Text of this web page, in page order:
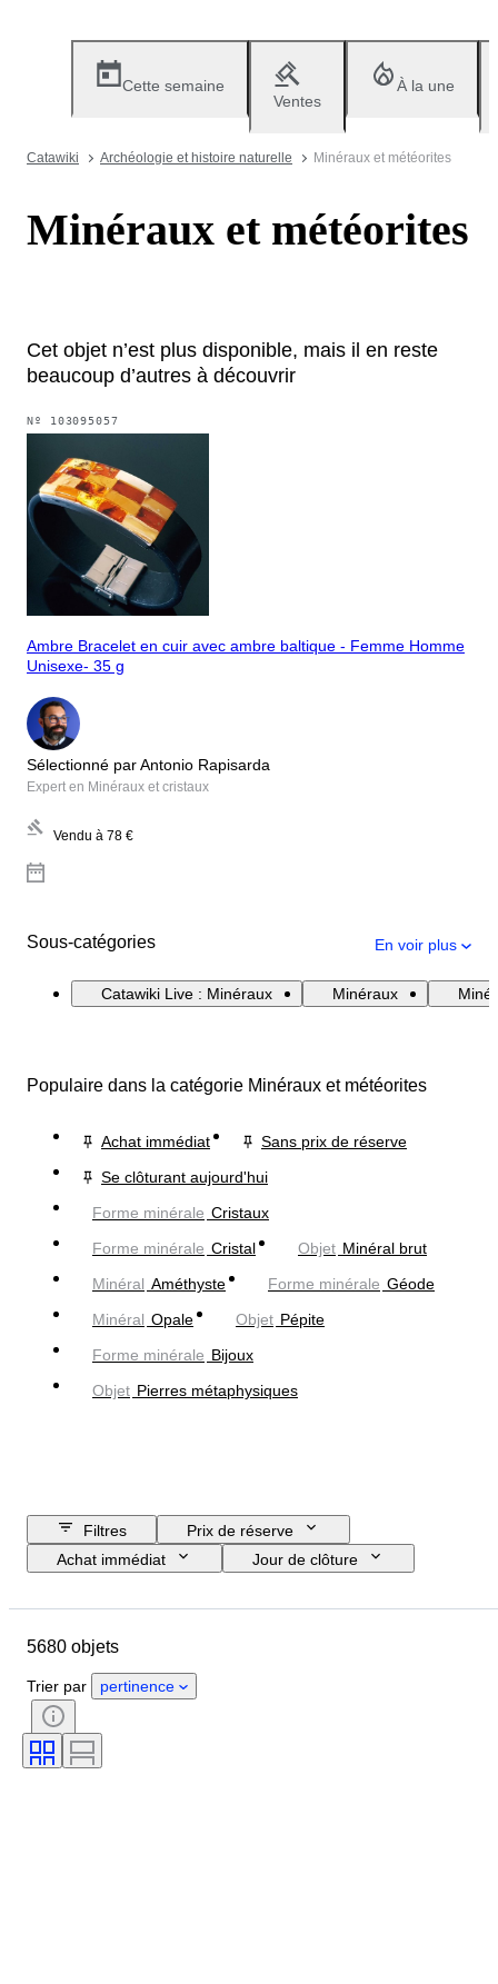
Cette semaine
Ventes
À la une
Catawiki Archéologie et histoire naturelle Minéraux et météorites
Minéraux et météorites
Cet objet n’est plus disponible, mais il en reste
beaucoup d’autres à découvrir
Nº 103095057
Ambre Bracelet en cuir avec ambre baltique - Femme Homme
Unisexe- 35 g
Sélectionné par Antonio Rapisarda
Expert en Minéraux et cristaux
Vendu à 78 €
Sous-catégories En voir plus
Catawiki Live : Minéraux Minéraux
Populaire dans la catégorie Minéraux et météorites
Achat immédiat
Sans prix de réserve
Se clôturant aujourd'hui
Forme minérale Cristaux
Forme minérale Cristal Objet Minéral brut
Minéral Améthyste Forme minérale Géode
Minéral Opale Objet Pépite
Forme minérale Bijoux
Objet Pierres métaphysiques
Filtres
Prix de réserve
Achat immédiat
Jour de clôture
Pays d’origine
Genre
État
Pierre précieuse
Signature
Couleur exacte
5680 objets
Trier par pertinence